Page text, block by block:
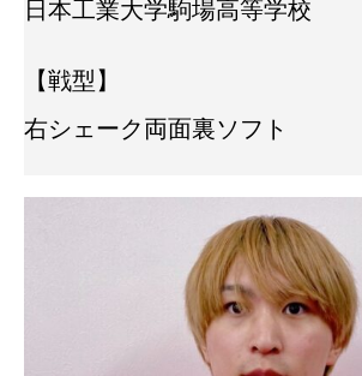
日本工業大学駒場高等学校
【戦型】
右シェーク両面裏ソフト